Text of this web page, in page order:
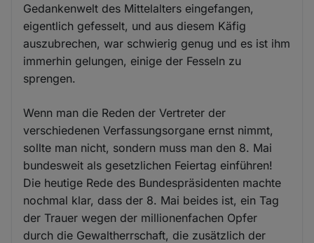
Gedankenwelt des Mittelalters eingefangen,
eigentlich gefesselt, und aus diesem Käfig
auszubrechen, war schwierig genug und es ist ihm
immerhin gelungen, einige der Fesseln zu
sprengen.
Wenn man die Reden der Vertreter der
verschiedenen Verfassungsorgane ernst nimmt,
sollte man nicht, sondern muss man den 8. Mai
bundesweit als gesetzlichen Feiertag einführen!
Die heutige Rede des Bundespräsidenten machte
nochmal klar, dass der 8. Mai beides ist, ein Tag
der Trauer wegen der millionenfachen Opfer
durch die Gewaltherrschaft, die zusätzlich der